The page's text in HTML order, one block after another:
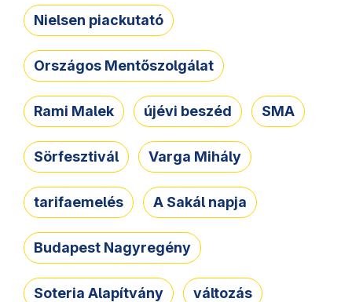
Nielsen piackutató
Országos Mentőszolgálat
Rami Malek újévi beszéd SMA
Sörfesztivál Varga Mihály
tarifaemelés A Sakál napja
Budapest Nagyregény
Soteria Alapítvány változás